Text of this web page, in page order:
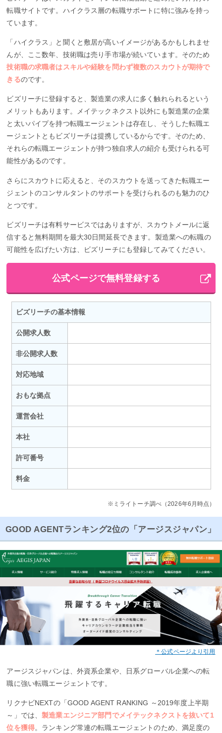
転職サイトです。ハイクラス層の転職サポートに特に強みを持っ
ています。
「ハイクラス」と聞くと敷居が高いイメージがあるかもしれませ
んが、ここ数年、技術職は売り手市場が続いています。そのため
技術職の求職者はスキルや経験を問わず複数のスカウトが期待で
きるのです。
ビズリーチに登録すると、製造業の求人に多く触れられるという
メリットもあります。メイテックネクスト以外にも製造業の企業
と太いパイプを持つ転職エージェントは存在し、そうした転職エ
ージェントともビズリーチは提携しているからです。そのため、
それらの転職エージェントが持つ独自求人の紹介も受けられる可
能性があるのです。
さらにスカウトに応えると、そのスカウトを送ってきた転職エー
ジェントのコンサルタントのサポートを受けられるのも魅力のひ
とつです。
ビズリーチは有料サービスではありますが、スカウトメールに返
信すると無料期間を最大30日間延長できます。製造業への転職の
可能性を広げたい方は、ビズリーチにも登録してみてください。
公式ページで無料登録する
ビズリーチの基本情報
公開求人数
非公開求人数
対応地域
おもな拠点
運営会社
本社
許可番号
料金
※ミライトーチ調べ（2026年6月時点）
GOOD AGENTランキング2位の「アージスジャパン」
＊公式ページより引用
アージスジャパンは、外資系企業や、日系グローバル企業への転
職に強い転職エージェントです。
リクナビNEXTの「GOOD AGENT RANKING ～2019年度上半期
～」では、製造業エンジニア部門でメイテックネクストを抜いて1
位を獲得。ランキング常連の転職エージェントのため、満足度の